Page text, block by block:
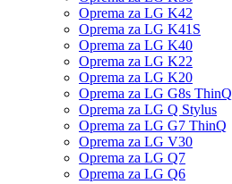
Oprema za LG K42
Oprema za LG K41S
Oprema za LG K40
Oprema za LG K22
Oprema za LG K20
Oprema za LG G8s ThinQ
Oprema za LG Q Stylus
Oprema za LG G7 ThinQ
Oprema za LG V30
Oprema za LG Q7
Oprema za LG Q6